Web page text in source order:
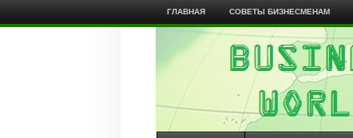
ГЛАВНАЯ СОВЕТЫ БИЗНЕСМЕНАМ